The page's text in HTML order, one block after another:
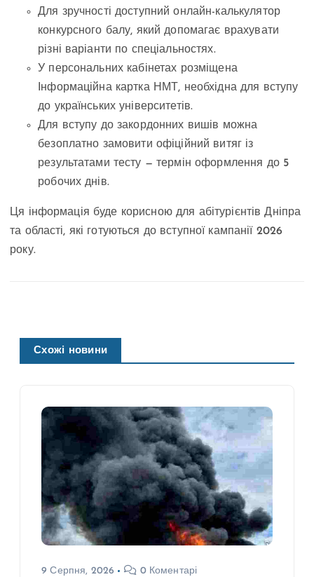
Для зручності доступний онлайн-калькулятор
конкурсного балу, який допомагає врахувати
різні варіанти по спеціальностях.
У персональних кабінетах розміщена
Інформаційна картка НМТ, необхідна для вступу
до українських університетів.
Для вступу до закордонних вишів можна
безоплатно замовити офіційний витяг із
результатами тесту — термін оформлення до 5
робочих днів.
Ця інформація буде корисною для абітурієнтів Дніпра
та області, які готуються до вступної кампанії 2026
року.
Схожі новини
9 Серпня, 2026 0 Коментарі